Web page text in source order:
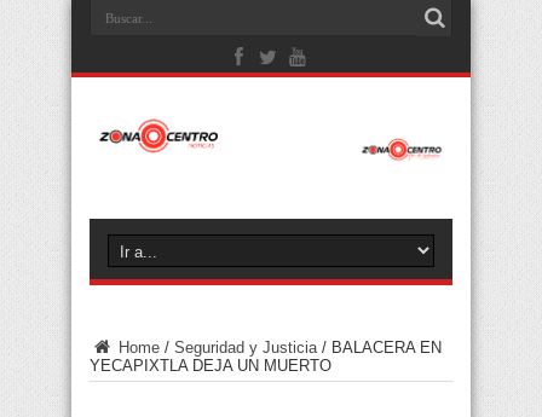
Home / Seguridad y Justicia / BALACERA EN
YECAPIXTLA DEJA UN MUERTO